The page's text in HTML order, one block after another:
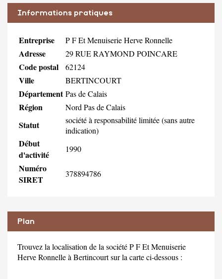
Informations pratiques
Entreprise P F Et Menuiserie Herve Ronnelle
Adresse 29 RUE RAYMOND POINCARE
Code postal 62124
Ville BERTINCOURT
Département Pas de Calais
Région Nord Pas de Calais
Statut
société à responsabilité limitée (sans autre
indication)
Début
d'activité
1990
Numéro
SIRET
378894786
Plan
Trouvez la localisation de la société P F Et Menuiserie
Herve Ronnelle à Bertincourt sur la carte ci-dessous :